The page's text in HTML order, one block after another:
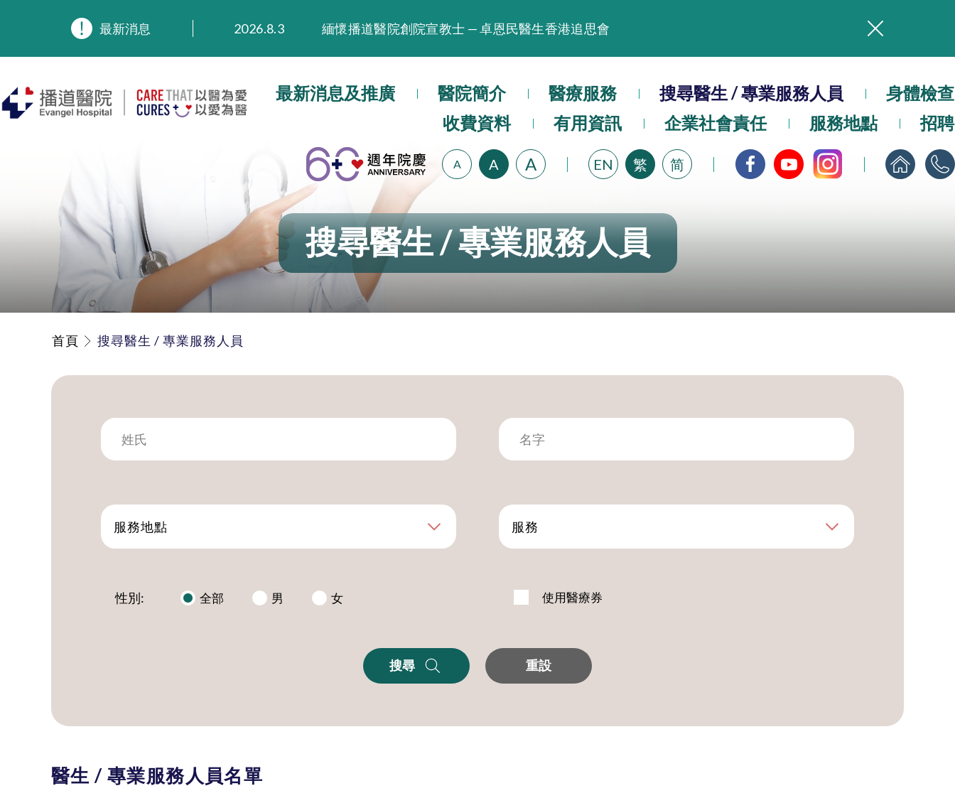
最新消息 2026.8.3
緬懷播道醫院創院宣教士 — 卓恩民醫生香港追思會
2025.9.23
本院在暴雨或颱風警告信號 (包括黑色暴雨及8號或以上熱帶氣旋警告信號) 下，仍會維持有限度服務。如有查詢，可致電2711 5222。
2025.8.4
播道醫院體檢服務獲客戶正面評價
播道醫院手機App已推出查閱病歷記錄及求診資料功能，請即下載
最新消息及推廣 醫院簡介 醫療服務 搜尋醫生 / 專業服務人員
身體檢查
收費資料
有用資訊 企業社會責任 服務地點 招聘
A A A EN 繁 简
搜尋醫生 / 專業服務人員
首頁 搜尋醫生 / 專業服務人員
服務地點 服務
性別: 全部 男 女 使用醫療券
搜尋 重設
醫生 / 專業服務人員名單